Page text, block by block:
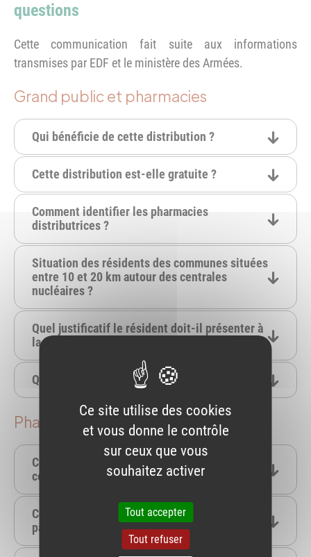
questions
Cette communication fait suite aux informations
transmises par EDF et le ministère des Armées.
Grand public et pharmacies
Qui bénéficie de cette distribution ?
Cette distribution est-elle gratuite ?
Comment identifier les pharmacies
distributrices ?
Situation des résidents des communes situées
entre 10 et 20 km autour des centrales
nucléaires ?
Quel justificatif le résident doit-il présenter à
la pharmacie ?
Quel justificatif l’ERP doit-il présenter ?
Pharmacies
Comment une pharmacie peut-elle participer à
cette campagne ?
Comment une pharmacie peut-elle signaler sa
participation à cette campagne ?
Ce site utilise des cookies
et vous donne le contrôle
sur ceux que vous
souhaitez activer
Tout accepter
Tout refuser